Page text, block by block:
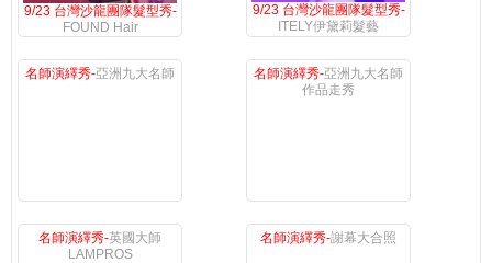
9/23 台灣沙龍團隊髮型秀-
FOUND Hair
9/23 台灣沙龍團隊髮型秀-
ITELY伊黛莉髮藝
名師演繹秀-亞洲九大名師 名師演繹秀-亞洲九大名師
作品走秀
名師演繹秀-英國大師
LAMPROS
名師演繹秀-謝幕大合照